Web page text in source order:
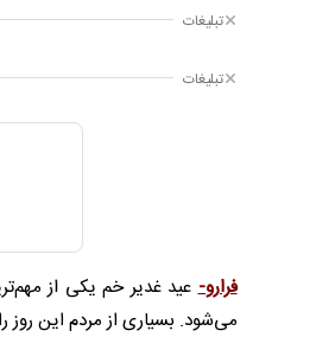
تبلیغات
تبلیغات
فرارو-عید غدیر خم یکی از
می‌شود. بسیاری از مردم این روز